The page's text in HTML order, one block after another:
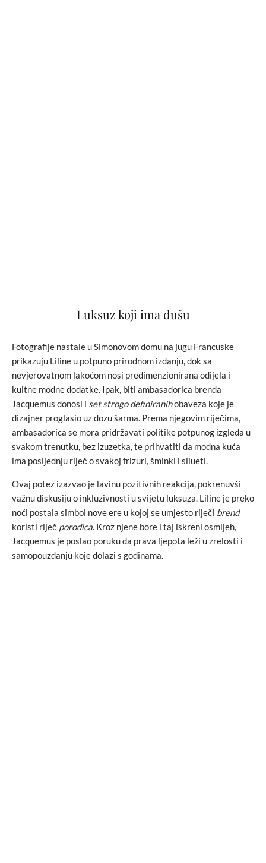
Luksuz koji ima dušu
Fotografije nastale u Simonovom domu na jugu Francuske
prikazuju Liline u potpuno prirodnom izdanju, dok sa
nevjerovatnom lakoćom nosi predimenzionirana odijela i
kultne modne dodatke. Ipak, biti ambasadorica brenda
Jacquemus donosi i set strogo definiranihobaveza koje je
dizajner proglasio uz dozu šarma. Prema njegovim riječima,
ambasadorica se mora pridržavati politike potpunog izgleda u
svakom trenutku, bez izuzetka, te prihvatiti da modna kuća
ima posljednju riječ o svakoj frizuri, šminki i silueti.
Ovaj potez izazvao je lavinu pozitivnih reakcija, pokrenuvši
važnu diskusiju o inkluzivnosti u svijetu luksuza. Liline je preko
noći postala simbol nove ere u kojoj se umjesto riječi brend
koristi riječ porodica. Kroz njene bore i taj iskreni osmijeh,
Jacquemus je poslao poruku da prava ljepota leži u zrelosti i
samopouzdanju koje dolazi s godinama.